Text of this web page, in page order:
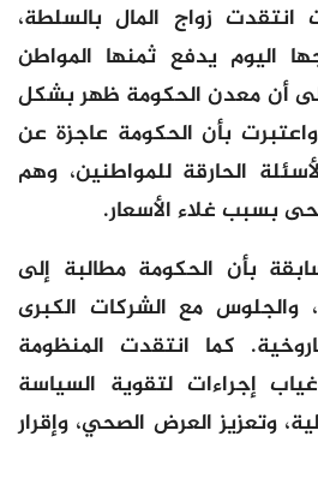
انتقدت زواج المال بالسلطة،
اليوم يدفع ثمنها المواطن
أن معدن الحكومة ظهر بشكل
بأن الحكومة عاجزة عن
الحارقة للمواطنين، وهم
بسبب غلاء الأسعار.
بأن الحكومة مطالبة إلى
والجلوس مع الشركات الكبرى
كما انتقدت المنظومة
إجراءات لتقوية السياسة
وتعزيز العرض الصحي، وإقرار